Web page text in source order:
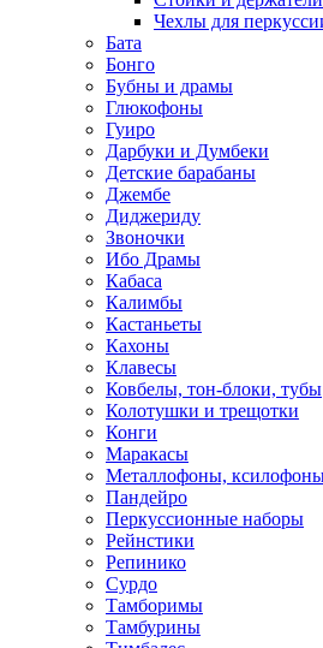
Чехлы для
Бата
Бонго
Бубны и драмы
Глюкофоны
Гуиро
Дарбуки и Думбеки
Детские барабаны
Джембе
Диджериду
Звоночки
Ибо Драмы
Кабаса
Калимбы
Кастаньеты
Кахоны
Клавесы
Ковбелы, тон-блоки, тубы
Колотушки и трещотки
Конги
Маракасы
Металлофоны,
Пандейро
Перкуссионные наборы
Рейнстики
Репинико
Сурдо
Тамборимы
Тамбурины